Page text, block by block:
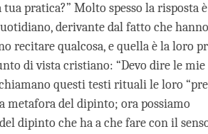
pratica?” Molto spesso la risposta
derivante dal fatto che
recitare qualcosa, e quella è la loro
di vista cristiano: “Devo dire le mie
questi testi rituali le loro
metafora del dipinto; ora possiamo
dipinto che ha a che fare con il